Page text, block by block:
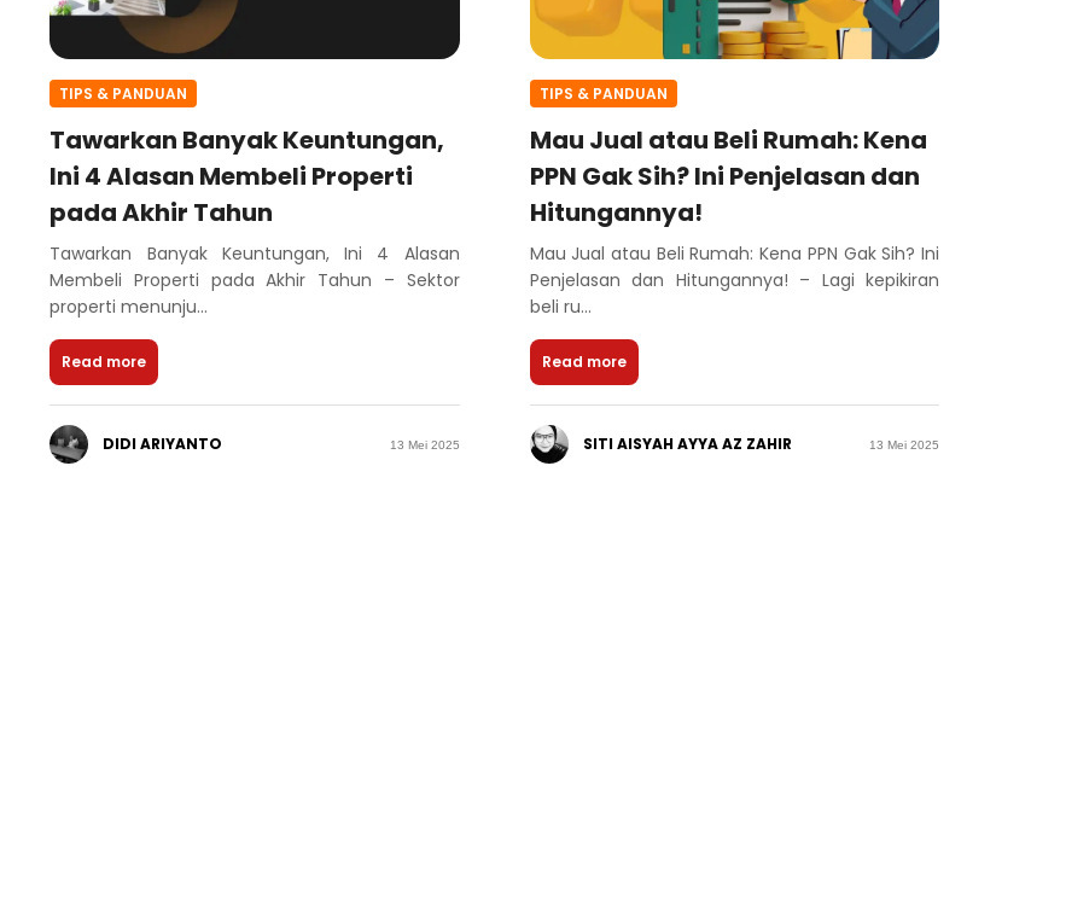
TIPS & PANDUAN
Tawarkan Banyak Keuntungan,
Ini 4 Alasan Membeli Properti
pada Akhir Tahun
Tawarkan Banyak Keuntungan, Ini 4 Alasan
Membeli Properti pada Akhir Tahun – Sektor
properti menunju...
Read more
DIDI ARIYANTO 13 Mei 2025
TIPS & PANDUAN
Mau Jual atau Beli Rumah: Kena
PPN Gak Sih? Ini Penjelasan dan
Hitungannya!
Mau Jual atau Beli Rumah: Kena PPN Gak Sih? Ini
Penjelasan dan Hitungannya! – Lagi kepikiran
beli ru...
Read more
SITI AISYAH AYYA AZ ZAHIR 13 Mei 2025